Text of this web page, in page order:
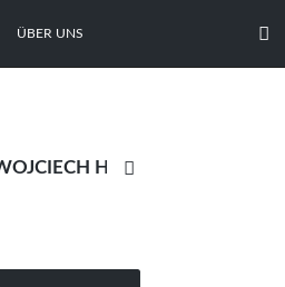
ÜBER UNS 
